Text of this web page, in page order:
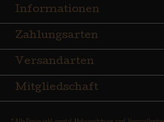
Informationen
Zahlungsarten
Versandarten
Mitgliedschaft